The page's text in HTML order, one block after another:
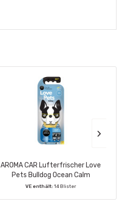
AROMA CAR Lufterfrischer Love
Pets Bulldog Ocean Calm
VE enthält:14 Blister